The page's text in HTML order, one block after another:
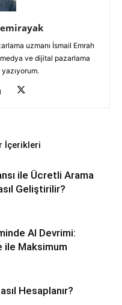
uzmanı İsmail Emrah
ve dijital pazarlama
yazıyorum.
İçerikleri
ile Ücretli Arama
Geliştirilir?
AI Devrimi:
ile Maksimum
Hesaplanır?